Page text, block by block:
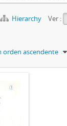
Hierarchy
Ver :
orden ascendente